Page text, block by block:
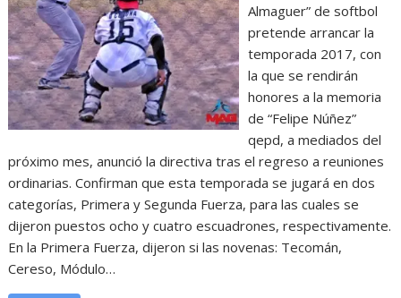
Almaguer” de softbol
pretende arrancar la
temporada 2017, con
la que se rendirán
honores a la memoria
de “Felipe Núñez”
qepd, a mediados del
próximo mes, anunció la directiva tras el regreso a reuniones
ordinarias. Confirman que esta temporada se jugará en dos
categorías, Primera y Segunda Fuerza, para las cuales se
dijeron puestos ocho y cuatro escuadrones, respectivamente.
En la Primera Fuerza, dijeron si las novenas: Tecomán,
Cereso, Módulo…